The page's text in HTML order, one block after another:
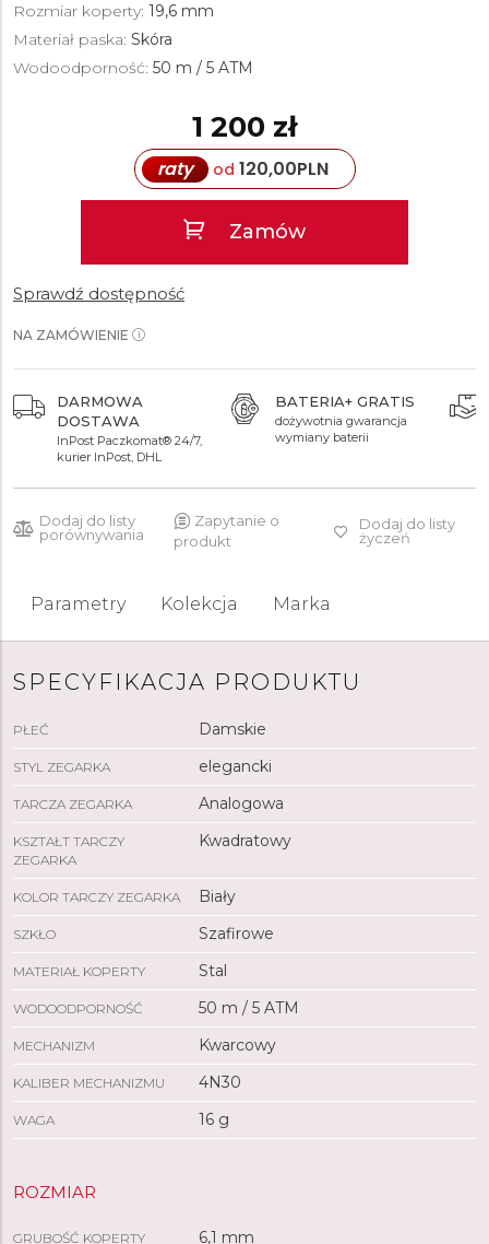
Rozmiar koperty: 19,6 mm
Materiał paska: Skóra
Wodoodporność: 50 m / 5 ATM
1 200 zł
raty od 120,00PLN
Zamów
Sprawdź dostępność
NA ZAMÓWIENIE
DARMOWA
DOSTAWA
InPost Paczkomat® 24/7,
kurier InPost, DHL
BATERIA+ GRATIS
dożywotnia gwarancja
wymiany baterii
Dodaj do listy
porównywania
Zapytanie o
produkt
Dodaj do listy
życzeń
Parametry Kolekcja Marka
SPECYFIKACJA PRODUKTU
PŁEĆ Damskie
STYL ZEGARKA elegancki
TARCZA ZEGARKA Analogowa
KSZTAŁT TARCZY
ZEGARKA
Kwadratowy
KOLOR TARCZY ZEGARKA Biały
SZKŁO Szafirowe
MATERIAŁ KOPERTY Stal
WODOODPORNOŚĆ 50 m / 5 ATM
MECHANIZM Kwarcowy
KALIBER MECHANIZMU 4N30
WAGA 16 g
ROZMIAR
GRUBOŚĆ KOPERTY 6,1 mm